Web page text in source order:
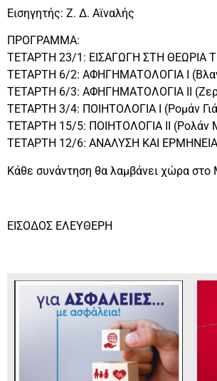
Εισηγητής: Ζ. Δ. Αϊναλής
ΠΡΟΓΡΑΜΜΑ:
ΤΕΤΑΡΤΗ 23/1: ΕΙΣΑΓΩΓΗ ΣΤΗ ΘΕΩΡΙΑ
ΤΕΤΑΡΤΗ 6/2: ΑΦΗΓΗΜΑΤΟΛΟΓΙΑ I
ΤΕΤΑΡΤΗ 6/3: ΑΦΗΓΗΜΑΤΟΛΟΓΙΑ II
ΤΕΤΑΡΤΗ 3/4: ΠΟΙΗΤΟΛΟΓΙΑ I (Ρομάν
ΤΕΤΑΡΤΗ 15/5: ΠΟΙΗΤΟΛΟΓΙΑ II (Ρολάν
ΤΕΤΑΡΤΗ 12/6: ΑΝΑΛΥΣΗ ΚΑΙ
Κάθε συνάντηση θα λαμβάνει χώρα στο
ΕΙΣΟΔΟΣ ΕΛΕΥΘΕΡΗ